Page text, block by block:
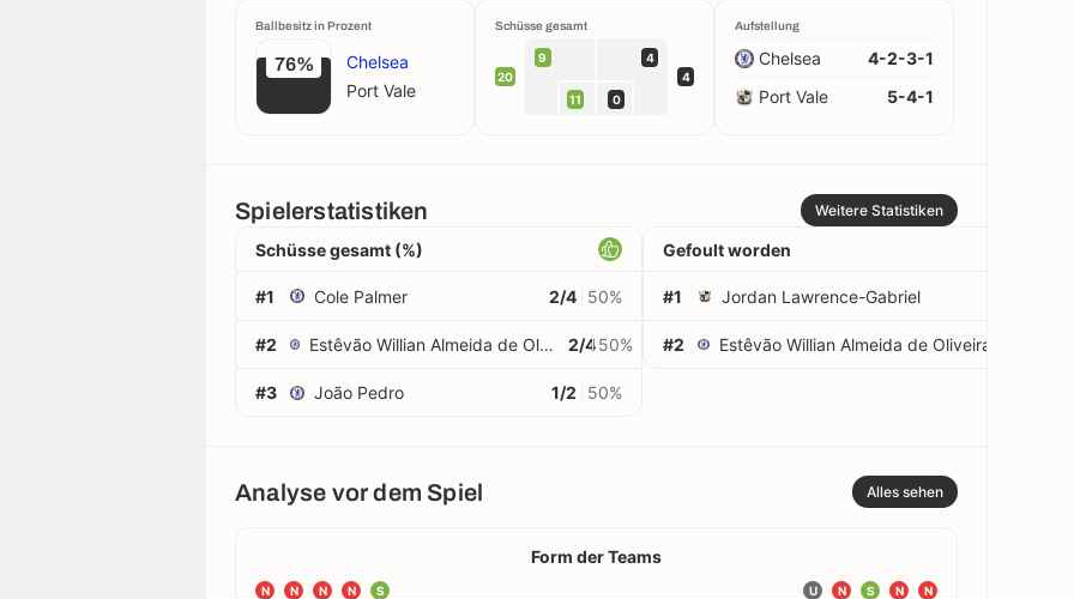
Ballbesitz in Prozent
76%
Chelsea
Port Vale
Schüsse gesamt
20
9 4
11 0
4
Aufstellung
Chelsea
4-2-3-1
Port Vale
5-4-1
Spielerstatistiken Weitere Statistiken
Schüsse gesamt (%)
#1 Cole Palmer 2/4 50%
#2 Estêvão Willian Almeida de Oliveira Gonçalves 2/450%
#3 João Pedro 1/2 50%
Gefoult worden
#1 Jordan Lawrence-Gabriel
#2
Analyse vor dem Spiel Alles sehen
Form der Teams
N N N N S N
N
S
N
U